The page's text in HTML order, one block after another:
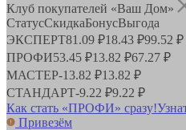
Клуб покупателей «Ваш Дом»
СтатусСкидкаБонусВыгода
ЭКСПЕРТ81.09 ₽18.43 ₽99.52 ₽
ПРОФИ53.45 ₽13.82 ₽67.27 ₽
МАСТЕР-13.82 ₽13.82 ₽
СТАНДАРТ-9.22 ₽9.22 ₽
Как стать «ПРОФИ» сразу!
Привезём